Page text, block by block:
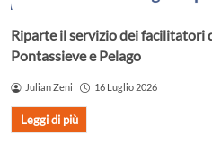
Riparte il servizio dei facilitatori
Pontassieve e Pelago
Julian Zeni 16 Luglio 2026
Leggi di più